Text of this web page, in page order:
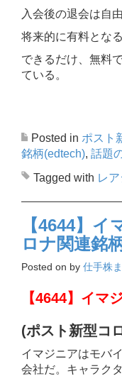
入会後の退会は自由
将来的に有料とな
できるだけ、無料
ている。
Posted in ポスト
銘柄(edtech), 話題
Tagged with レ
【4644】
ロナ関連銘
Posted on by 仕手株
【4644】イマ
(ポスト新型コ
イマジニアはモバ
会社だ。キャラク